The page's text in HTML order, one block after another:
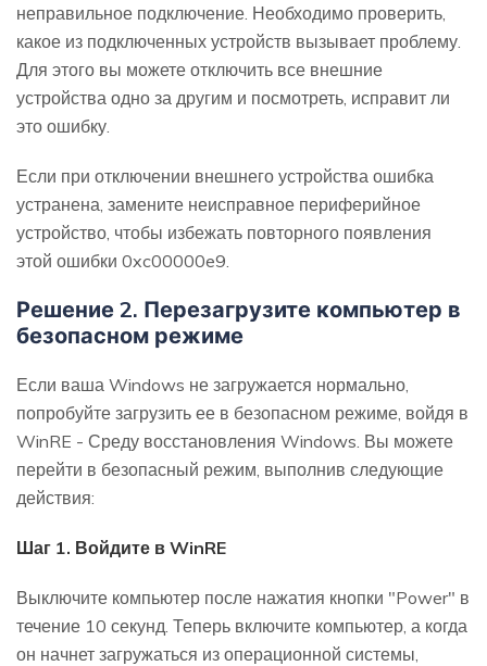
неправильное подключение. Необходимо проверить,
какое из подключенных устройств вызывает проблему.
Для этого вы можете отключить все внешние
устройства одно за другим и посмотреть, исправит ли
это ошибку.
Если при отключении внешнего устройства ошибка
устранена, замените неисправное периферийное
устройство, чтобы избежать повторного появления
этой ошибки 0xc00000e9.
Решение 2. Перезагрузите компьютер в
безопасном режиме
Если ваша Windows не загружается нормально,
попробуйте загрузить ее в безопасном режиме, войдя в
WinRE - Среду восстановления Windows. Вы можете
перейти в безопасный режим, выполнив следующие
действия:
Шаг 1. Войдите в WinRE
Выключите компьютер после нажатия кнопки "Power" в
течение 10 секунд. Теперь включите компьютер, а когда
он начнет загружаться из операционной системы,